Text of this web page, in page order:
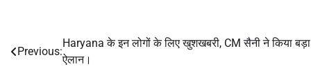
Post
navigation
Previous:
Haryana के इन लोगों के लिए खुशखबरी, CM सैनी ने किया बड़ा
ऐलान।